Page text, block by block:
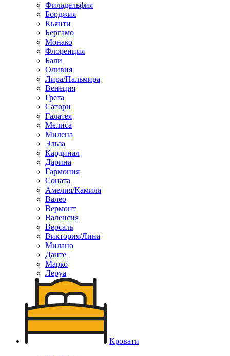
Филадельфия
Борджия
Кьянти
Бергамо
Монако
Флоренция
Бали
Оливия
Лира/Пальмира
Венеция
Грета
Сатори
Галатея
Мелиса
Милена
Эльза
Кардинал
Дарина
Гармония
Соната
Амелия/Камила
Валео
Вермонт
Валенсия
Версаль
Виктория/Лина
Милано
Данте
Марко
Леруа
Кровати